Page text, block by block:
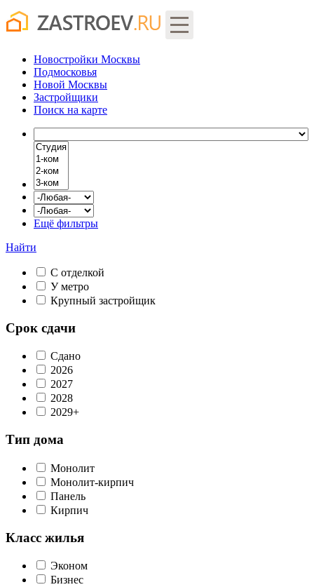
Новостройки Москвы
Подмосковья
Новой Москвы
Застройщики
Поиск на карте
Ещё фильтры
Найти
С отделкой
У метро
Крупный застройщик
Срок сдачи
Сдано
2026
2027
2028
2029+
Тип дома
Монолит
Монолит-кирпич
Панель
Кирпич
Класс жилья
Эконом
Бизнес